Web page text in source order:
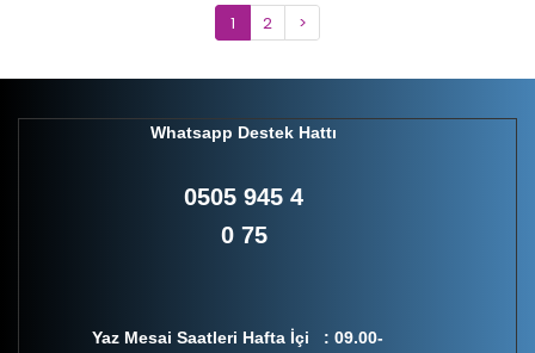
1 2 >
Whatsapp Destek Hattı
0505 945 4
0 75
Yaz Mesai Saatleri Hafta İçi : 09.00-